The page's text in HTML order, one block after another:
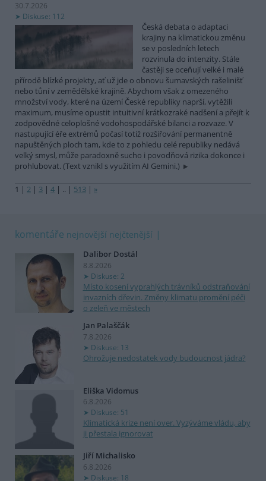
30.7.2026
Diskuse: 112
Česká debata o adaptaci
krajiny na klimatickou změnu
se v posledních letech
rozvinula do intenzity. Stále
častěji se oceňují velké i malé
přírodě blízké projekty, ať už jde o obnovu šumavských rašelinišť
nebo tůní v zemědělské krajině. Abychom však z omezeného
množství vody, které na území České republiky naprší, vytěžili
maximum, musíme opustit intuitivní krátkozraké nadšení a přejít k
zodpovědné celoplošné vodohospodářské bilanci a rozvaze. V
nastupující éře extrémů počasí totiž rozšiřování permanentně
napuštěných ploch tam, kde to z pohledu celé republiky nedává
velký smysl, může paradoxně sucho i povodňová rizika dokonce i
prohlubovat. (Text vznikl s využitím AI Gemini.)
1 | 2 | 3 | 4 | .. | 513 | »
komentáře nejnovější nejčtenější
Dalibor Dostál
8.8.2026
Diskuse: 2
Místo kosení vyprahlých trávníků odstraňování
invazních dřevin. Změny klimatu promění péči
o zeleň ve městech
Jan Palaščák
7.8.2026
Diskuse: 13
Ohrožuje nedostatek vody budoucnost jádra?
Eliška Vidomus
6.8.2026
Diskuse: 51
Klimatická krize není over. Vyzýváme vládu, aby
ji přestala ignorovat
Jiří Michalisko
6.8.2026
Diskuse: 18